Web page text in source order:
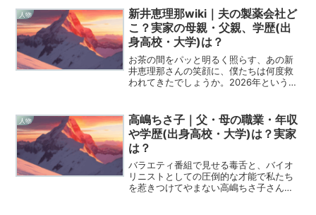
臭い努力と強靭な精神力に支えられたも
のでした。Wikiped...
人物
新井恵理那wiki｜夫の製薬会社ど
こ？実家の母親・父親、学歴(出
身高校・大学)は？
お茶の間をパッと明るく照らす、あの新
井恵理那さんの笑顔に、僕たちは何度救
われてきたでしょうか。2026年という
ありません。一見すると順風満帆に見え
るその人生の裏側には、...
人物
高嶋ちさ子｜父・母の職業・年収
や学歴(出身高校・大学)は？実家
は？
バラエティ番組で見せる毒舌と、バイオ
リニストとしての圧倒的な才能で私たち
を惹きつけてやまない高嶋ちさ子さんで